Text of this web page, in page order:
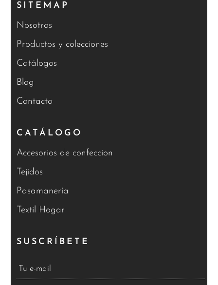
SITEMAP
Nosotros
Productos y colecciones
Catálogos
Blog
Contacto
CATÁLOGO
Accesorios de confeccion
Tejidos
Pasamanería
Textil Hogar
SUSCRÍBETE